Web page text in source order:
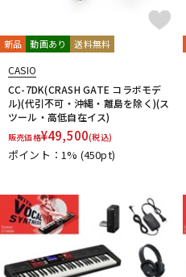
新品 動画あり 送料無料
CASIO
CC-7DK(CRASH GATE コラボモデ
ル)(代引不可・沖縄・離島を除く)(ス
ツール・高低自在イス)
販売価格¥49,500(税込)
ポイント：1% (450pt)